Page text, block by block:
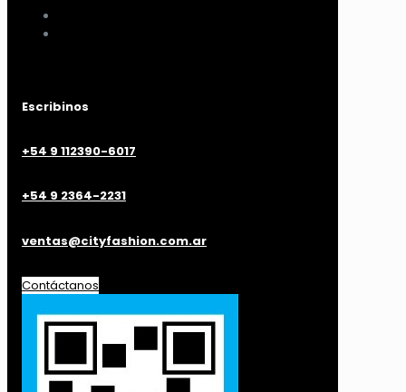
Escribinos
+54 9 112390-6017
+54 9 2364-2231
ventas@cityfashion.com.ar
Contáctanos